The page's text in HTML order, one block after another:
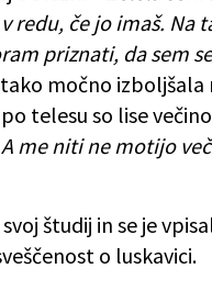
redu, če jo imaš. Na
priznati, da sem
močno izboljšala
telesu so lise
me niti ne motijo
študij in se je
o luskavici.